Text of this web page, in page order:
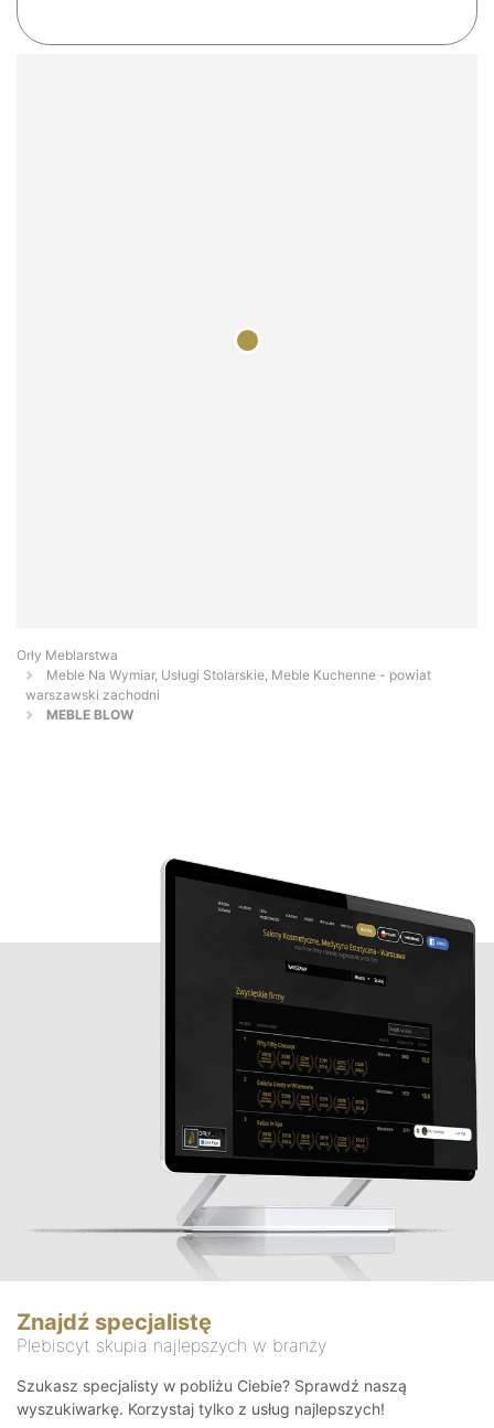
Orły Meblarstwa
Meble Na Wymiar, Usługi Stolarskie, Meble Kuchenne - powiat
warszawski zachodni
MEBLE BLOW
Znajdź specjalistę
Plebiscyt skupia najlepszych w branży
Szukasz specjalisty w pobliżu Ciebie? Sprawdź naszą
wyszukiwarkę. Korzystaj tylko z usług najlepszych!